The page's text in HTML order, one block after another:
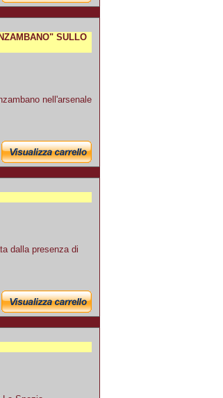
SULLO
nell'arsenale
dalla presenza di